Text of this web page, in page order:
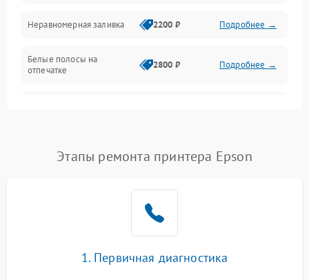
Режим работы
Питание и запуск
Неравномерная заливка 2200 ₽ Подробнее →
Белые полосы на
отпечатке
2800 ₽ Подробнее →
Этапы ремонта принтера Epson
1. Первичная диагностика